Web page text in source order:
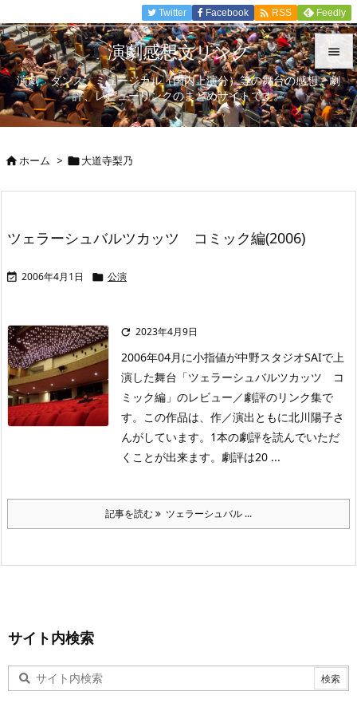


メニュ

Twitter Facebook  RSS Feedly
演劇感想文リンク
演劇、ダンス、ミュージカル（国内上演分）等の舞台の感想、劇
評、レビューリンクのまとめサイトです。
ホーム > 大道寺梨乃
ツェラーシュバルツカッツ コミック編(2006)
 2006年4月1日  公演
 2023年4月9日
2006年04月に小指値が中野スタジオSAIで上
演した舞台「ツェラーシュバルツカッツ コ
ミック編」のレビュー／劇評のリンク集で
す。この作品は、作／演出ともに北川陽子さ
んがしています。1本の劇評を読んでいただ
くことが出来ます。劇評は20 ...
記事を読む ツェラーシュバル ...
サイト内検索